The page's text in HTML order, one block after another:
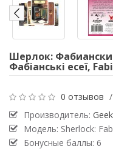
Шерлок:
Фабіанські есеї,
0 отзывов /
Производитель:
Модель: Sherlock:
Бонусные баллы: 6